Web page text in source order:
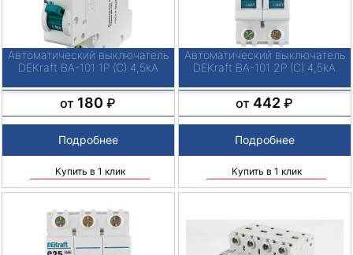
Автоматический выключатель
DEKraft ВА-101 1P (C) 4,5kA
от 180₽
Подробнее
Купить в 1 клик
Автоматический выключатель
DEKraft ВА-101 2P (C) 4,5kA
от 442₽
Подробнее
Купить в 1 клик